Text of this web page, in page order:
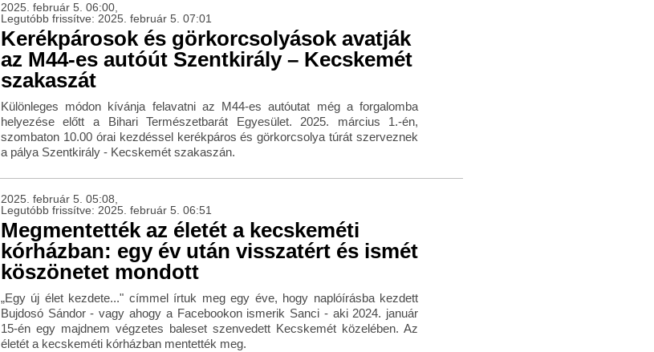
2025. február 5. 06:00,
Legutóbb frissítve: 2025. február 5. 07:01
Kerékpárosok és görkorcsolyások avatják
az M44-es autóút Szentkirály – Kecskemét
szakaszát
Különleges módon kívánja felavatni az M44-es autóutat még a forgalomba
helyezése előtt a Bihari Természetbarát Egyesület. 2025. március 1.-én,
szombaton 10.00 órai kezdéssel kerékpáros és görkorcsolya túrát szerveznek
a pálya Szentkirály - Kecskemét szakaszán.
2025. február 5. 05:08,
Legutóbb frissítve: 2025. február 5. 06:51
Megmentették az életét a kecskeméti
kórházban: egy év után visszatért és ismét
köszönetet mondott
„Egy új élet kezdete..." címmel írtuk meg egy éve, hogy naplóírásba kezdett
Bujdosó Sándor - vagy ahogy a Facebookon ismerik Sanci - aki 2024. január
15-én egy majdnem végzetes baleset szenvedett Kecskemét közelében. Az
életét a kecskeméti kórházban mentették meg.